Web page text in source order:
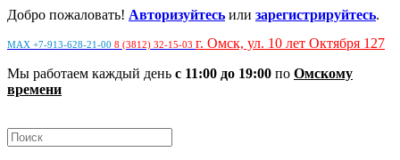
Добро пожаловать! Авторизуйтесь или зарегистрируйтесь.
MAX +7-913-628-21-00 8 (3812) 32-15-03 г. Омск, ул. 10 лет Октября 127
Мы работаем каждый день с 11:00 до 19:00 по Омскому
времени